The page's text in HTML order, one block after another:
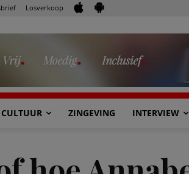
Losverkoop
ZINGEVING INTERVIEW